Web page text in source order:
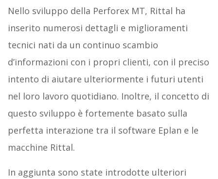
Nello sviluppo della Perforex MT, Rittal ha
inserito numerosi dettagli e miglioramenti
tecnici nati da un continuo scambio
d’informazioni con i propri clienti, con il preciso
intento di aiutare ulteriormente i futuri utenti
nel loro lavoro quotidiano. Inoltre, il concetto di
questo sviluppo è fortemente basato sulla
perfetta interazione tra il software Eplan e le
macchine Rittal.
In aggiunta sono state introdotte ulteriori